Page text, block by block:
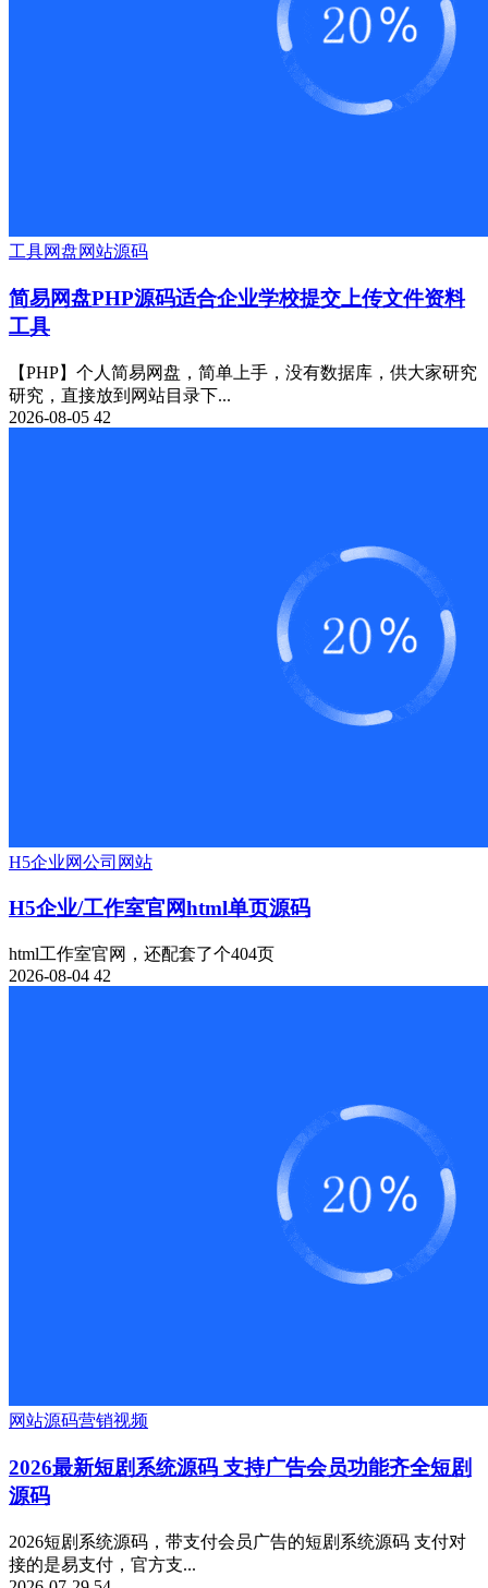
工具网盘网站源码
简易网盘PHP源码适合企业学校提交上传文件资料
工具
【PHP】个人简易网盘，简单上手，没有数据库，供大家研究
研究，直接放到网站目录下...
2026-08-05 42
H5企业网公司网站
H5企业/工作室官网html单页源码
html工作室官网，还配套了个404页
2026-08-04 42
网站源码营销视频
2026最新短剧系统源码 支持广告会员功能齐全短剧
源码
2026短剧系统源码，带支付会员广告的短剧系统源码 支付对
接的是易支付，官方支...